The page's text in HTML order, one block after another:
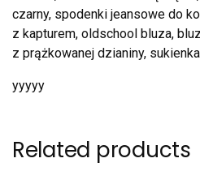
czarny, spodenki jeansowe do
z kapturem, oldschool bluza,
z prążkowanej dzianiny,
yyyyy
Related products